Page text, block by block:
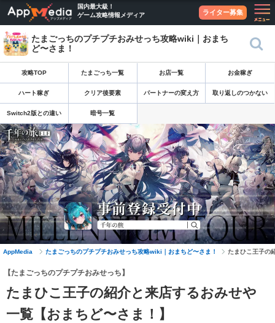
国内最大級！
ゲーム攻略情報メディア
ライター募集
たまごっちのプチプチおみせっち攻略wiki｜おまち
ど〜さま！
攻略TOP たまごっち一覧 お店一覧 お金稼ぎ
ハート稼ぎ クリア後要素 パートナーの変え方 取り返しのつかない
Switch2版との違い 暗号一覧
AppMedia たまごっちのプチプチおみせっち攻略wiki｜おまちど〜さま！ たまひこ王子の
【たまごっちのプチプチおみせっち】
たまひこ王子の紹介と来店するおみせや
一覧【おまちど〜さま！】